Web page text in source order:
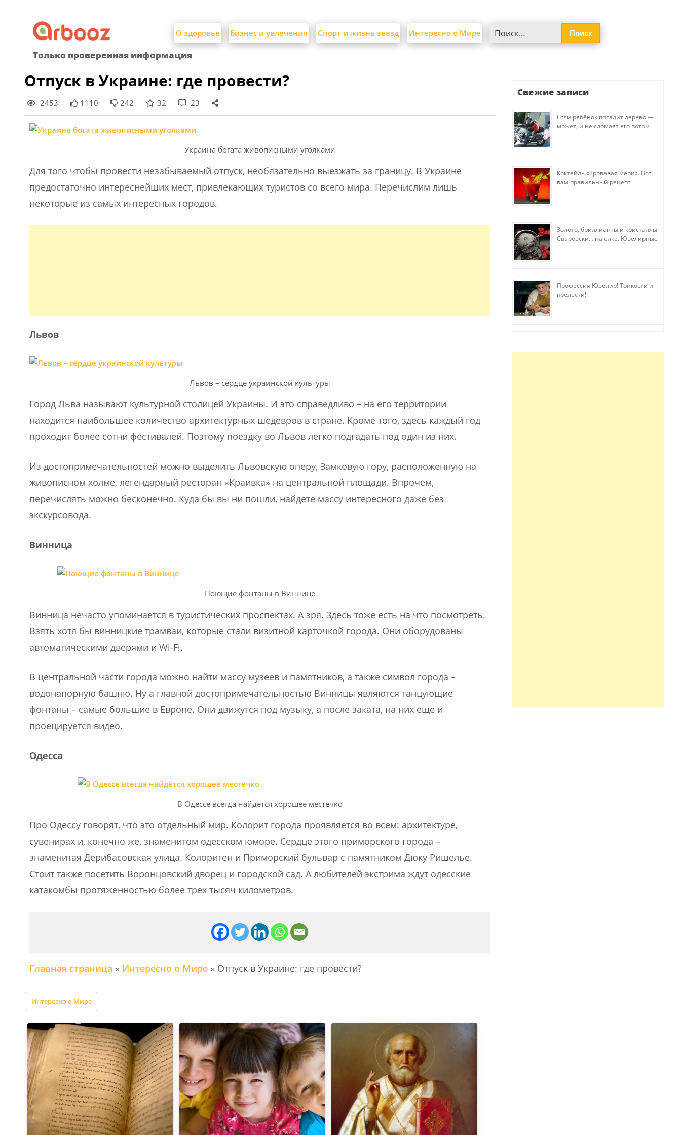
content
О здоровье Бизнес и увлечения Спорт и жизнь звезд Интересно о Мире
Только проверенная информация
Отпуск в Украине: где провести?
2453 1110 242 32 23
Украина богата живописными уголками
Для того чтобы провести незабываемый отпуск, необязательно выезжать за границу. В Украине
предостаточно интереснейших мест, привлекающих туристов со всего мира. Перечислим лишь
некоторые из самых интересных городов.
Львов
Львов – сердце украинской культуры
Город Льва называют культурной столицей Украины. И это справедливо – на его территории
находится наибольшее количество архитектурных шедевров в стране. Кроме того, здесь каждый год
проходит более сотни фестивалей. Поэтому поездку во Львов легко подгадать под один из них.
Из достопримечательностей можно выделить Львовскую оперу, Замковую гору, расположенную на
живописном холме, легендарный ресторан «Краивка» на центральной площади. Впрочем,
перечислять можно бесконечно. Куда бы вы ни пошли, найдете массу интересного даже без
экскурсовода.
Винница
Поющие фонтаны в Виннице
Винница нечасто упоминается в туристических проспектах. А зря. Здесь тоже есть на что посмотреть.
Взять хотя бы винницкие трамваи, которые стали визитной карточкой города. Они оборудованы
автоматическими дверями и Wi-Fi.
В центральной части города можно найти массу музеев и памятников, а также символ города –
водонапорную башню. Ну а главной достопримечательностью Винницы являются танцующие
фонтаны – самые большие в Европе. Они движутся под музыку, а после заката, на них еще и
проецируется видео.
Одесса
В Одессе всегда найдётся хорошее местечко
Про Одессу говорят, что это отдельный мир. Колорит города проявляется во всем: архитектуре,
сувенирах и, конечно же, знаменитом одесском юморе. Сердце этого приморского города –
знаменитая Дерибасовская улица. Колоритен и Приморский бульвар с памятником Дюку Ришелье.
Стоит также посетить Воронцовский дворец и городской сад. А любителей экстрима ждут одесские
катакомбы протяженностью более трех тысяч километров.
Главная страница » Интересно о Мире» Отпуск в Украине: где провести?
Интересно о Мире
Свежие записи
Если ребёнок посадит дерево —
может, и не сломает его потом
Коктейль «Кровавая мери». Вот
вам правильный рецепт
Золото, бриллианты и кристаллы
Сваровски… на елке. Ювелирные
Профессия Ювелир! Тонкости и
прелести!